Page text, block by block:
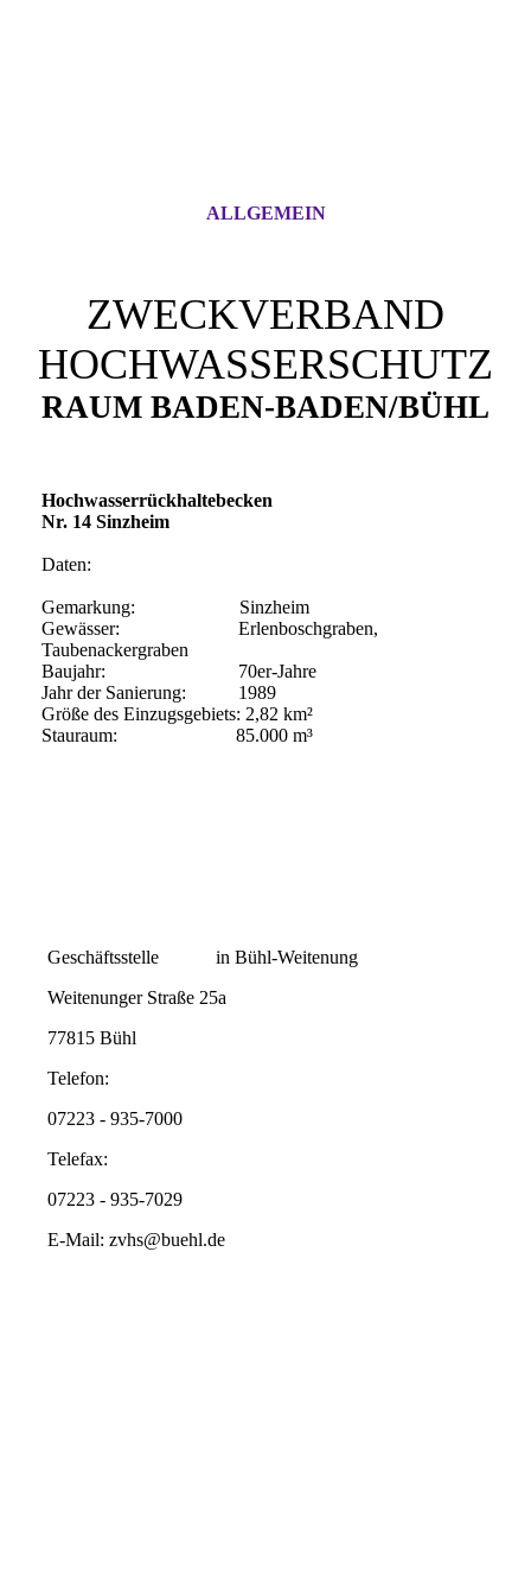
ALLGEMEIN
ZWECKVERBAND
HOCHWASSERSCHUTZ
RAUM BADEN-BADEN/BÜHL
Hochwasserrückhaltebecken
Nr. 14 Sinzheim
Daten:
Gemarkung: Sinzheim
Gewässer: Erlenboschgraben,
Taubenackergraben
Baujahr: 70er-Jahre
Jahr der Sanierung: 1989
Größe des Einzugsgebiets: 2,82 km²
Stauraum: 85.000 m³
Geschäftsstelle in Bühl-Weitenung
Weitenunger Straße 25a
77815 Bühl
Telefon:
07223 - 935-7000
Telefax:
07223 - 935-7029
E-Mail: zvhs@buehl.de